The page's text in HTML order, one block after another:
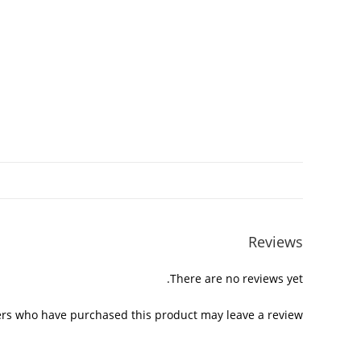
Reviews
There are no reviews yet.
who have purchased this product may leave a review.